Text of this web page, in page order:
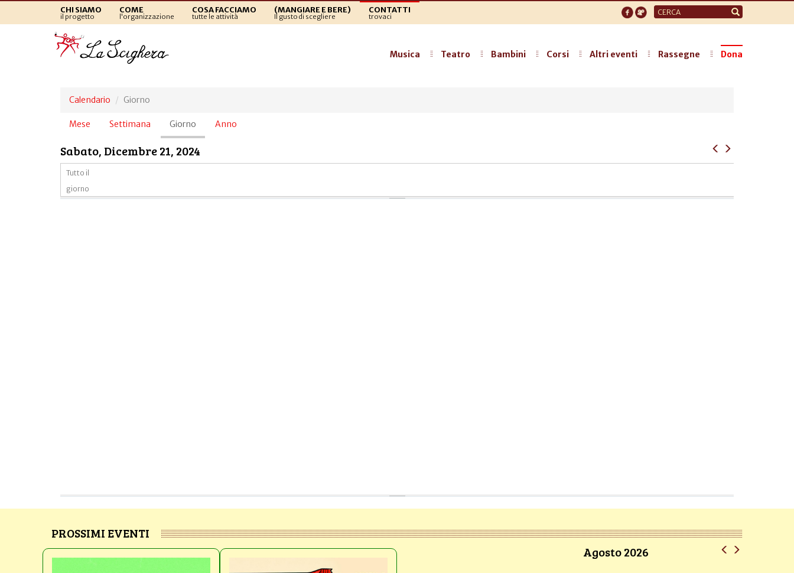
CHI SIAMO
il progetto
COME
l'organizzazione
COSA FACCIAMO
tutte le attività
(MANGIARE E BERE)
Il gusto di scegliere
CONTATTI
trovaci
Form
di
Musica Teatro Bambini Corsi Altri eventi Rassegne Dona
Calendario Giorno
Schede
Mese Settimana Giorno (scheda
attiva)
Anno
Sabato, Dicembre 21, 2024
Tutto il
giorno
PROSSIMI EVENTI
Agosto 2026